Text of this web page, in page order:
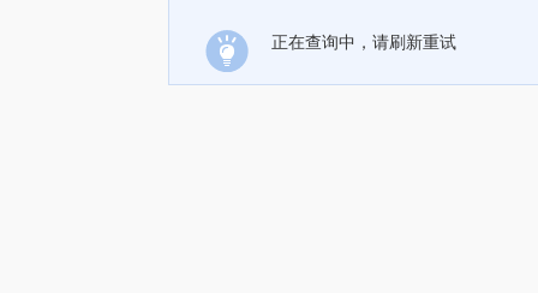
正在查询中，请刷新重试